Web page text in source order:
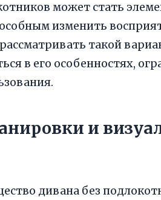
может стать
изменить
такой
в его особенностях,
и
дивана без